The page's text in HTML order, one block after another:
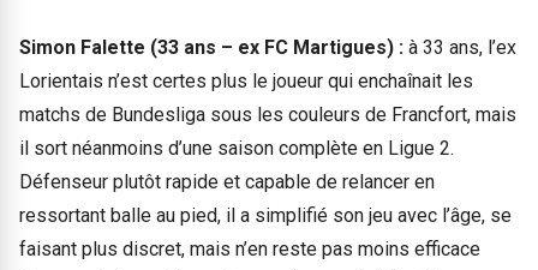
Simon Falette (33 ans – ex FC Martigues) : à 33 ans, l’ex
Lorientais n’est certes plus le joueur qui enchaînait les
matchs de Bundesliga sous les couleurs de Francfort, mais
il sort néanmoins d’une saison complète en Ligue 2.
Défenseur plutôt rapide et capable de relancer en
ressortant balle au pied, il a simplifié son jeu avec l’âge, se
faisant plus discret, mais n’en reste pas moins efficace